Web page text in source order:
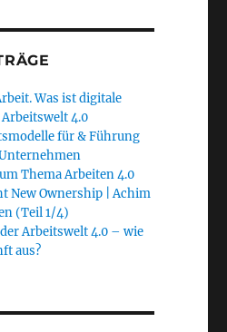
Was ist digitale
4.0
für & Führung
Thema Arbeiten 4.0
New Ownership | Achim
(Teil 1/4)
Arbeitswelt 4.0 – wie
aus?